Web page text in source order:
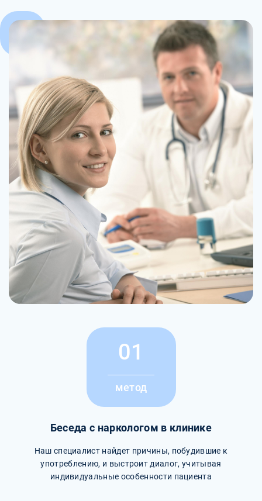
01
метод
Беседа с наркологом в клинике
Наш специалист найдет причины, побудившие к
употреблению, и выстроит диалог, учитывая
индивидуальные особенности пациента